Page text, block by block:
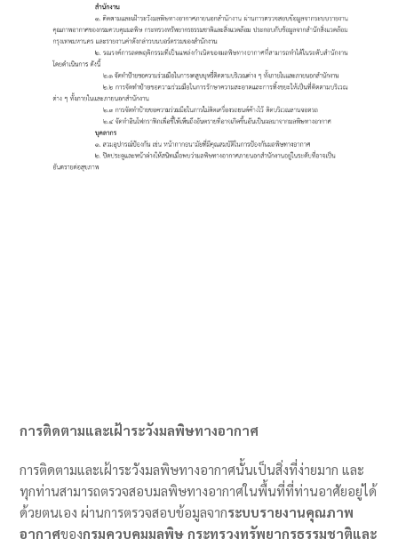
การติดตามและเฝ้าระวังมลพิษทางอากาศ
การติดตามและเฝ้าระวังมลพิษทางอากาศนั้นเป็นสิ่งที่ง่ายมาก และ
ทุกท่านสามารถตรวจสอบมลพิษทางอากาศในพื้นที่ที่ท่านอาศัยอยู่ได้
ด้วยตนเอง ผ่านการตรวจสอบข้อมูลจากระบบรายงานคุณภาพ
อากาศของกรมควบคุมมลพิษ กระทรวงทรัพยากรธรรมชาติและ